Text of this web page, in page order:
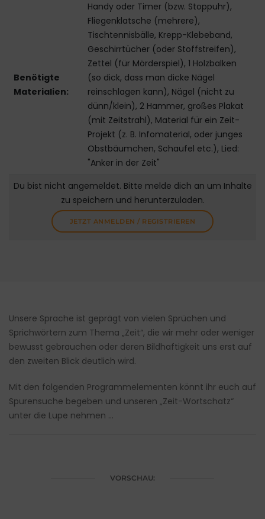
Benötigte
Materialien:
Handy oder Timer (bzw. Stoppuhr),
Fliegenklatsche (mehrere),
Tischtennisbälle, Krepp-Klebeband,
Geschirrtücher (oder Stoffstreifen),
Zettel (für Mörderspiel), 1 Holzbalken
(so dick, dass man dicke Nägel
reinschlagen kann), Nägel (nicht zu
dünn/klein), 2 Hammer, großes Plakat
(mit Zeitstrahl), Material für ein Zeit-
Projekt (z. B. Infomaterial, oder junges
Obstbäumchen, Schaufel etc.), Lied:
"Anker in der Zeit"
Du bist nicht angemeldet. Bitte melde dich an um Inhalte
zu speichern und herunterzuladen.
JETZT ANMELDEN / REGISTRIEREN
Unsere Sprache ist geprägt von vielen Sprüchen und
Sprichwörtern zum Thema „Zeit“, die wir mehr oder weniger
bewusst gebrauchen oder deren Bildhaftigkeit uns erst auf
den zweiten Blick deutlich wird.
Mit den folgenden Programmelementen könnt ihr euch auf
Spurensuche begeben und unseren „Zeit-Wortschatz“
unter die Lupe nehmen …
VORSCHAU: